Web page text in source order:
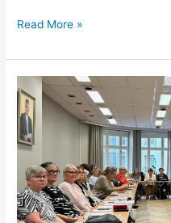
Read More »
Kansallisen
Neuvoston
sääntömääräinen
elokuun
kokous
26.8.2023